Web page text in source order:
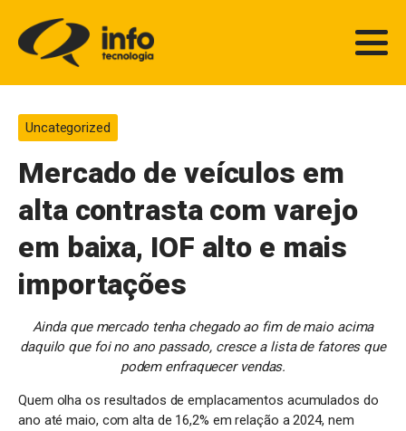
Uncategorized
Mercado de veículos em
alta contrasta com varejo
em baixa, IOF alto e mais
importações
Ainda que mercado tenha chegado ao fim de maio acima
daquilo que foi no ano passado, cresce a lista de fatores que
podem enfraquecer vendas.
Quem olha os resultados de emplacamentos acumulados do
ano até maio, com alta de 16,2% em relação a 2024, nem